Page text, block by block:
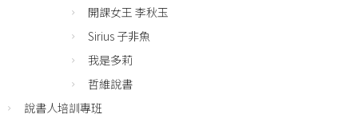
開課女王 李秋玉
Sirius 子非魚
我是多莉
哲維說書
說書人培訓專班